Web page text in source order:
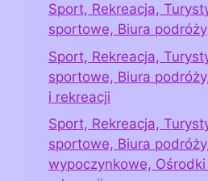
Sport, Rekreacja,
sportowe, Biura podróży
Sport, Rekreacja,
sportowe, Biura
i rekreacji
Sport, Rekreacja,
sportowe, Biura
wypoczynkowe,